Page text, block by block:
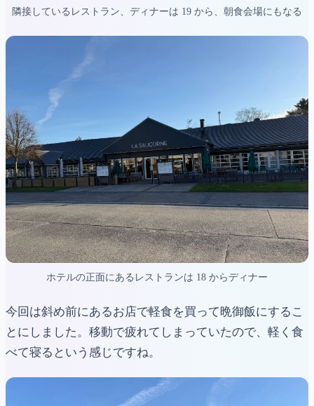
隣接しているレストラン、ディナーは 19 から、朝食会場にもなる
ホテルの正面にあるレストランは 18 からディナー
今回は斜め前にあるお店で軽食を買って晩御飯にするこ
とにしました。移動で疲れてしまっていたので、軽く食
べて寝るという感じですね。